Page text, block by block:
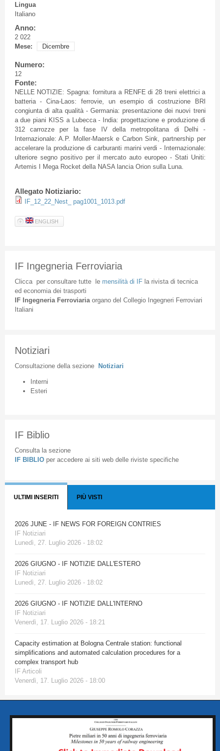
Lingua
Italiano
Anno:
2 022
Mese:
Dicembre
Numero:
12
Fonte:
NELLE NOTIZIE: Spagna: fornitura a RENFE di 28 treni elettrici a
batteria - Cina-Laos: ferrovie, un esempio di costruzione BRI
congiunta di alta qualità - Germania: presentazione dei nuovi treni
a due piani KISS a Lubecca - India: progettazione e produzione di
312 carrozze per la fase IV della metropolitana di Delhi -
Internazionale: A.P. Moller-Maersk e Carbon Sink, partnership per
accelerare la produzione di carburanti marini verdi - Internazionale:
ulteriore segno positivo per il mercato auto europeo - Stati Uniti:
Artemis I Mega Rocket della NASA lancia Orion sulla Luna.
Allegato Notiziario:
IF_12_22_Nest_ pag1001_1013.pdf
ENGLISH
IF Ingegneria Ferroviaria
Cliccaper consultare tuttele mensilità di IFla rivista di tecnica
ed economia dei trasporti
IF Ingegneria Ferroviaria organodel Collegio Ingegneri Ferroviari
Italiani
Notiziari
Consultazione della sezione Notiziari
Interni
Esteri
IF Biblio
Consulta la sezione
IF BIBLIO per accedere ai siti web delle riviste specifiche
ULTIMI INSERITI PIÙ VISTI
2026 JUNE - IF NEWS FOR FOREIGN CONTRIES
IF Notiziari
Lunedì, 27. Luglio 2026 - 18:02
2026 GIUGNO - IF NOTIZIE DALL'ESTERO
IF Notiziari
Lunedì, 27. Luglio 2026 - 18:02
2026 GIUGNO - IF NOTIZIE DALL'INTERNO
IF Notiziari
Venerdì, 17. Luglio 2026 - 18:21
Capacity estimation at Bologna Centrale station: functional
simplifications and automated calculation procedures for a
complex transport hub
IF Articoli
Venerdì, 17. Luglio 2026 - 18:00